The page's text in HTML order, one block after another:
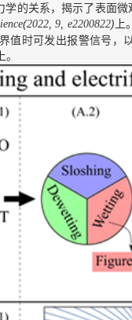
的关系，揭示了表面
(2022, 9, e2200822)
值时可发出报警信号
上。